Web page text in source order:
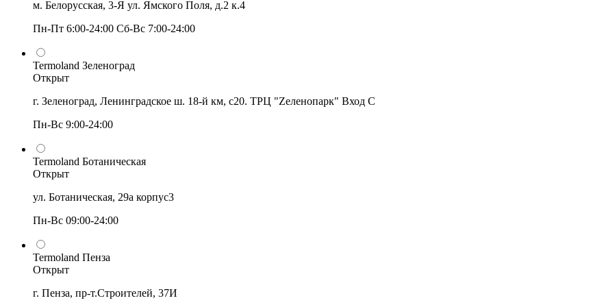
м. Белорусская, 3-Я ул. Ямского Поля, д.2 к.4
Пн-Пт 6:00-24:00 Сб-Вс 7:00-24:00
Termoland Зеленоград
Открыт
г. Зеленоград, Ленинградское ш. 18-й км, с20. ТРЦ "Zеленопарк" Вход С
Пн-Вс 9:00-24:00
Termoland Ботаническая
Открыт
ул. Ботаническая, 29а корпус3
Пн-Вс 09:00-24:00
Termoland Пенза
Открыт
г. Пенза, пр-т.Строителей, 37И